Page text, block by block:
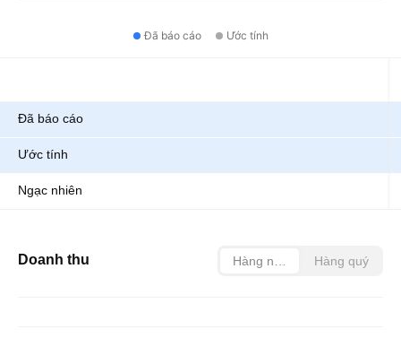
Đã báo cáo Ước tính
Đã báo cáo
Ước tính
Ngạc nhiên
Doanh thu Hàng năm Hàng quý